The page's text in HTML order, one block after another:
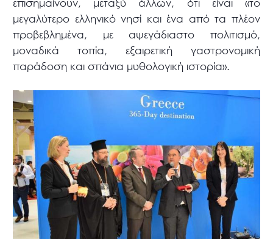
μεγαλύτερο ελληνικό νησί και ένα από τα πλέον
προβεβλημένα, με αψεγάδιαστο πολιτισμό,
μοναδικά τοπία, εξαιρετική γαστρονομική
παράδοση και σπάνια μυθολογική ιστορία».